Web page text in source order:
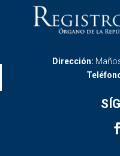
Dirección: